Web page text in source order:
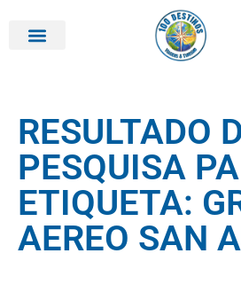
RESULTADO
PESQUISA
ETIQUETA:
AEREO SAN